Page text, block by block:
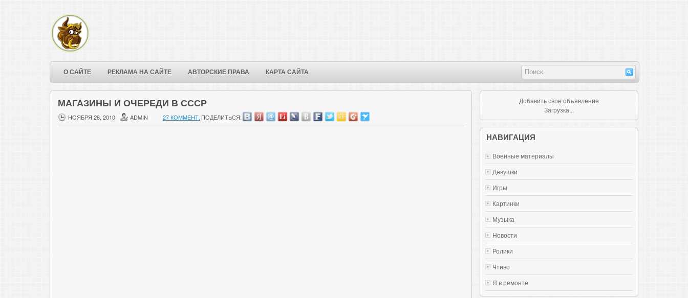
О САЙТЕ РЕКЛАМА НА САЙТЕ АВТОРСКИЕ ПРАВА КАРТА САЙТА
МАГАЗИНЫ И ОЧЕРЕДИ В СССР
НОЯБРЯ 26, 2010 ADMIN 27 КОММЕНТ. ПОДЕЛИТЬСЯ:
Добавить свое объявление
Загрузка...
НАВИГАЦИЯ
Военные материалы
Девушки
Игры
Картинки
Музыка
Новости
Ролики
Чтиво
Я в ремонте